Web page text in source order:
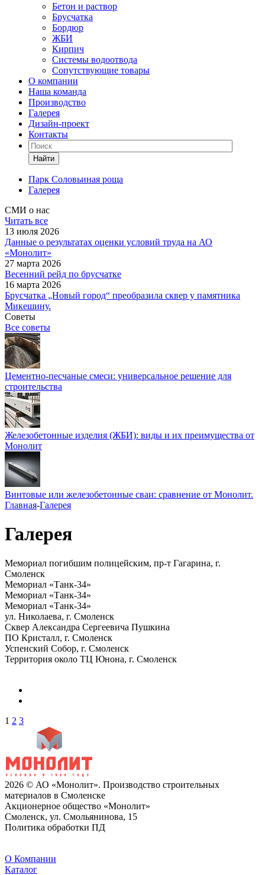
Бетон и раствор
Брусчатка
Бордюр
ЖБИ
Кирпич
Системы водоотвода
Сопутствующие товары
О компании
Наша команда
Производство
Галерея
Дизайн-проект
Контакты
Найти
Парк Соловьиная роща
Галерея
СМИ о нас
Читать все
13 июля 2026
Данные о результатах оценки условий труда на АО
«Монолит»
27 марта 2026
Весенний рейд по брусчатке
16 марта 2026
Брусчатка „Новый город“ преобразила сквер у памятника
Микешину.
Советы
Все советы
Цементно-песчаные смеси: универсальное решение для
строительства
Железобетонные изделия (ЖБИ): виды и их преимущества от
Монолит
Винтовые или железобетонные сваи: сравнение от Монолит.
Главная-Галерея
Галерея
Мемориал погибшим полицейским, пр-т Гагарина, г.
Смоленск
Мемориал «Танк-34»
Мемориал «Танк-34»
Мемориал «Танк-34»
ул. Николаева, г. Смоленск
Сквер Александра Сергеевича Пушкина
ПО Кристалл, г. Смоленск
Успенский Собор, г. Смоленск
Территория около ТЦ Юнона, г. Смоленск
1 2 3
2026 © АО «Монолит». Производство строительных
материалов в Смоленске
Акционерное общество «Монолит»
Смоленск, ул. Смольянинова, 15
Политика обработки ПД
O Компании
Каталог